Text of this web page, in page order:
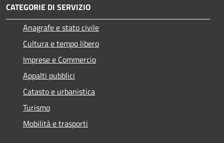
CATEGORIE DI SERVIZIO
Anagrafe e stato civile
Cultura e tempo libero
Imprese e Commercio
Appalti pubblici
Catasto e urbanistica
Turismo
Mobilità e trasporti